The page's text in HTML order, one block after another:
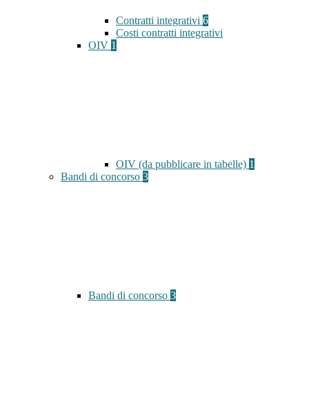
Contratti integrativi 6
Costi contratti integrativi
OIV 1
OIV (da pubblicare in tabelle) 1
Bandi di concorso 3
Bandi di concorso 3